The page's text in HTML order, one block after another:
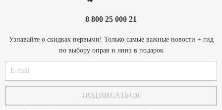
8 800 25 000 21
Узнавайте о скидках первыми! Только самые важные новости + гид
по выбору оправ и линз в подарок